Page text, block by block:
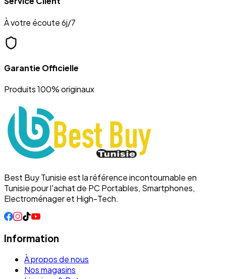
À votre écoute 6j/7
Garantie Officielle
Produits 100% originaux
Best Buy Tunisie est la référence incontournable en
Tunisie pour l'achat de PC Portables, Smartphones,
Electroménager et High-Tech.
Information
À propos de nous
Nos magasins